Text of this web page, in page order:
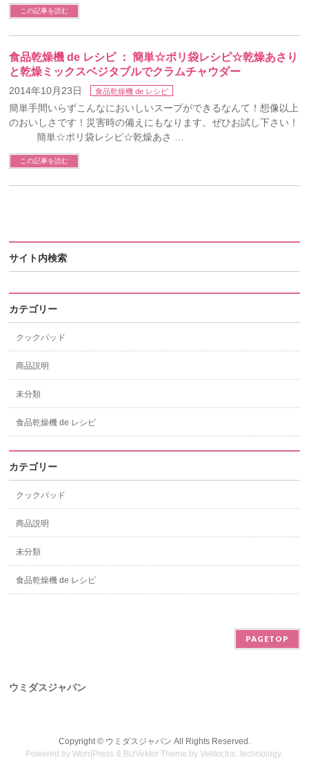
この記事を読む
食品乾燥機 de レシピ ： 簡単☆ポリ袋レシピ☆乾燥あさり
と乾燥ミックスベジタブルでクラムチャウダー
2014年10月23日 食品乾燥機 de レシピ
簡単手間いらずこんなにおいしいスープができるなんて！想像以上
のおいしさです！災害時の備えにもなります。ぜひお試し下さい！
簡単☆ポリ袋レシピ☆乾燥あさ …
この記事を読む
サイト内検索
カテゴリー
クックパッド
商品説明
未分類
食品乾燥機 de レシピ
カテゴリー
クックパッド
商品説明
未分類
食品乾燥機 de レシピ
PAGETOP
ウミダスジャパン
Copyright © ウミダスジャパン All Rights Reserved.
Powered byWordPress & BizVektor Theme byVektor,Inc. technology.